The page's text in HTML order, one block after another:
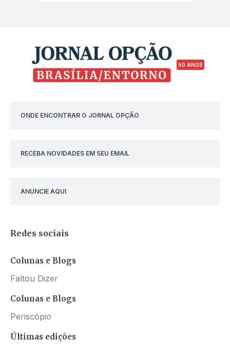
50 ANOS
ONDE ENCONTRAR O JORNAL OPÇÃO
RECEBA NOVIDADES EM SEU EMAIL
ANUNCIE AQUI
Redes sociais
Colunas e Blogs
Faltou Dizer
Colunas e Blogs
Periscópio
Últimas edições